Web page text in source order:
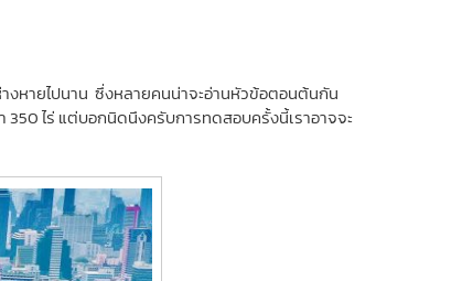
หายไปนาน ซึ่งหลายคนน่าจะอ่านหัวข้อตอนต้นกัน
ไร่ แต่บอกนิดนึงครับการทดสอบครั้งนี้เราอาจจะ